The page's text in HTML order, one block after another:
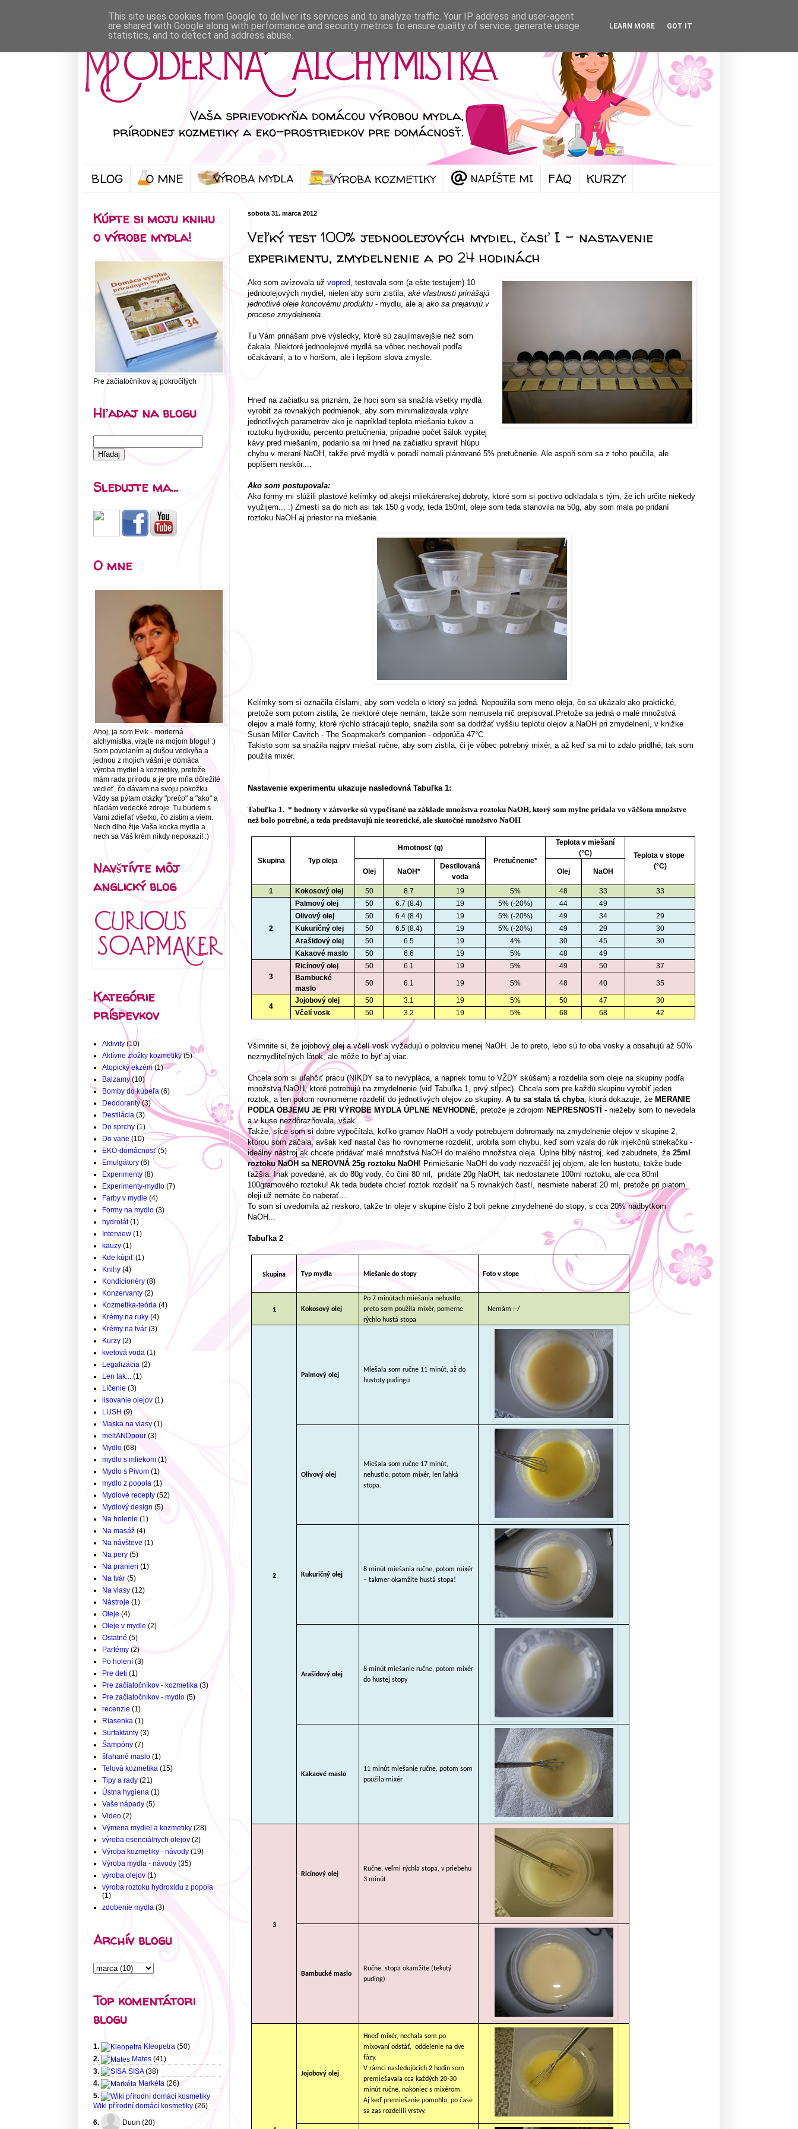
BLOG FAQ KURZY
sobota 31. marca 2012
Veľký test 100% jednoolejových mydiel, časť I - nastavenie
experimentu, zmydelnenie a po 24 hodinách
Ako som avízovala už vopred, testovala som (a ešte testujem) 10
jednoolejových mydiel, nielen aby som zistila, aké vlastnosti prinášajú
jednotlivé oleje koncovému produktu - mydlu, ale aj ako sa prejavujú v
procese zmydelnenia.
Tu Vám prinášam prvé výsledky, ktoré sú zaujímavejšie než som
čakala. Niektoré jednoolejové mydlá sa vôbec nechovali podľa
očakávaní, a to v horšom, ale i lepšom slova zmysle.
Hneď na začiatku sa priznám, že hoci som sa snažila všetky mydlá
vyrobiť za rovnakých podmienok, aby som minimalizovala vplyv
jednotlivých parametrov ako je napríklad teplota miešania tukov a
roztoku hydroxidu, percento pretučnenia, prípadne počet šálok vypitej
kávy pred miešaním, podarilo sa mi hneď na začiatku spraviť hlúpu
chybu v meraní NaOH, takže prvé mydlá v poradí nemali plánované 5% pretučnenie. Ale aspoň som sa z toho poučila, ale
popíšem neskôr....
Ako som postupovala:
Ako formy mi slúžili plastové kelímky od akejsi mliekárenskej dobroty, ktoré som si poctivo odkladala s tým, že ich určite niekedy
využijem... :) Zmestí sa do nich asi tak 150 g vody, teda 150ml, oleje som teda stanovila na 50g, aby som mala po pridaní
roztoku NaOH aj priestor na miešanie.
Kelímky som si označila číslami, aby som vedela o ktorý sa jedná. Nepoužila som meno oleja, čo sa ukázalo ako praktické,
pretože som potom zistila, že niektoré oleje nemám, takže som nemusela nič prepisovať.Pretože sa jedná o malé množstvá
olejov a malé formy, ktoré rýchlo strácajú teplo, snažila som sa dodržať vyššiu teplotu olejov a NaOH pri zmydelnení, v knižke
Susan Miller Cavitch - The Soapmaker's companion - odporúča 47°C.
Takisto som sa snažila najprv miešať ručne, aby som zistila, či je vôbec potrebný mixér, a až keď sa mi to zdalo pridlhé, tak som
použila mixér.
Nastavenie experimentu ukazuje nasledovná Tabuľka 1:
Tabuľka 1. * hodnoty v zátvorke sú vypočítané na základe množstva roztoku NaOH, ktorý som mylne pridala vo väčšom množstve
než bolo potrebné, a teda predstavujú nie teoretické, ale skutočné množstvo NaOH
Skupina Typ oleja
Hmotnosť (g)
Pretučnenie*
Teplota v miešaní
(°C)
Teplota v stope
(°C)
Olej NaOH*
Destilovaná
voda
Olej NaOH
1 Kokosový olej 50 8.7 19 5% 48 33 33
2
Palmový olej 50 6.7 (8.4) 19 5% (-20%) 44
49
Olivový olej
50 6.4 (8.4) 19 5% (-20%) 49 34
29
Kukuričný olej
50 6.5 (8.4) 19 5% (-20%) 49 29
30
Arašidový olej
50 6.5 19 4% 30 45
30
Kakaové maslo
50 6.6 19 5% 48 49
3
Ricínový olej 50 6.1 19 5% 49 50
37
Bambucké
maslo
50 6.1 19 5% 48 40 35
4
Jojobový olej 50 3.1 19 5% 50 47
30
Včelí vosk
50 3.2 19 5% 68 68 42
Všimnite si, že jojobový olej a včelí vosk vyžadujú o polovicu menej NaOH. Je to preto, lebo sú to oba vosky a obsahujú až 50%
nezmydliteľných látok, ale môže to byť aj viac.
Chcela som si uľahčiť prácu (NIKDY sa to nevypláca, a napriek tomu to VŽDY skúšam) a rozdelila som oleje na skupiny podľa
množstva NaOH, ktoré potrebujú na zmydelnenie (viď Tabuľka 1, prvý stĺpec). Chcela som pre každú skupinu vyrobiť jeden
roztok, a ten potom rovnomerne rozdeliť do jednotlivých olejov zo skupiny. A tu sa stala tá chyba, ktorá dokazuje, že MERANIE
PODĽA OBJEMU JE PRI VÝROBE MYDLA ÚPLNE NEVHODNÉ, pretože je zdrojom NEPRESNOSTÍ - niežeby som to nevedela
a v kuse nezdôrazňovala, však...
Takže, síce som si dobre vypočítala, koľko gramov NaOH a vody potrebujem dohromady na zmydelnenie olejov v skupine 2,
ktorou som začala, avšak keď nastal čas ho rovnomerne rozdeliť, urobila som chybu, keď som vzala do rúk injekčnú striekačku -
ideálny nástroj ak chcete pridávať malé množstvá NaOH do malého množstva oleja. Úplne blbý nástroj, keď zabudnete, že 25ml
roztoku NaOH sa NEROVNÁ 25g roztoku NaOH ! Primiešanie NaOH do vody nezväčší jej objem, ale len hustotu, takže bude
ťažšia. Inak povedané, ak do 80g vody, čo činí 80 ml, pridáte 20g NaOH, tak nedostanete 100ml roztoku, ale cca 80ml
100gramového roztoku! Ak teda budete chcieť roztok rozdeliť na 5 rovnakých častí, nesmiete naberať 20 ml, pretože pri piatom
oleji už nemáte čo naberať....
To som si uvedomila až neskoro, takže tri oleje v skupine číslo 2 boli pekne zmydelnené do stopy, s cca 20% nadbytkom
NaOH...
Tabuľka 2
Skupina Typ mydla Miešanie do stopy Foto v stope
1 Kokosový olej
Po 7 minútach miešania nehustlo,
preto som použila mixér, pomerne
rýchlo hustá stopa
Nemám :-/
2
Palmový olej
Miešala som ručne 11 minút, až do
hustoty pudingu
Olivový olej
Miešala som ručne 17 minút,
nehustlo, potom mixér, len ľahká
stopa.
Kukuričný olej
8 minút miešania ručne, potom mixér
– takmer okamžite hustá stopa!
Arašidový olej
8 minút miešanie ručne, potom mixér
do hustej stopy
Kakaové maslo
11 minút miešanie ručne, potom som
použila mixér
3
Ricínový olej
Ručne, veľmi rýchla stopa, v priebehu
3 minút
Bambucké maslo
Ručne, stopa okamžite (tekutý
puding)
Jojobový olej
Hneď mixér, nechala som po
mixovaní odstáť, oddelenie na dve
fázy.
V rámci nasledujúcich 2 hodín som
premiešavala cca každých 20-30
minút ručne, nakoniec s mixérom.
Aj keď premiešanie pomohlo, po čase
sa zas rozdelili vrstvy.
Kúpte si moju knihu
o výrobe mydla!
Pre začiatočníkov aj pokročilých
Hľadaj na blogu
Sledujte ma...
O mne
Ahoj, ja som Evik - moderná
alchymistka, vitajte na mojom blogu! :)
Som povolaním aj dušou vedkyňa a
jednou z mojich vášní je domáca
výroba mydiel a kozmetiky, pretože
mám rada prírodu a je pre mňa dôležité
vedieť, čo dávam na svoju pokožku.
Vždy sa pýtam otázky "prečo" a "ako" a
hľadám vedecké zdroje. Tu budem s
Vami zdieľať všetko, čo zistím a viem.
Nech dlho žije Vaša kocka mydla a
nech sa Váš krém nikdy nepokazí! :)
Navštívte môj
anglický blog
Kategórie
príspevkov
Aktivity (10)
Aktívne zložky kozmetiky (5)
Atopický ekzém (1)
Balzamy (10)
Bomby do kúpeľa (6)
Deodoranty (3)
Destilácia (3)
Do sprchy (1)
Do vane (10)
EKO-domácnosť (5)
Emulgátory (6)
Experimenty (8)
Experimenty-mydlo (7)
Farby v mydle (4)
Formy na mydlo (3)
hydrolát (1)
Interview (1)
kauzy (1)
Kde kúpiť (1)
Knihy (4)
Kondicionéry (8)
Konzervanty (2)
Kozmetika-teória (4)
Krémy na ruky (4)
Krémy na tvár (3)
Kurzy (2)
kvetová voda (1)
Legalizácia (2)
Len tak... (1)
Líčenie (3)
lisovanie olejov (1)
LUSH (9)
Maska na vlasy (1)
meltANDpour (3)
Mydlo (68)
mydlo s mliekom (1)
Mydlo s Pivom (1)
mydlo z popola (1)
Mydlové recepty (52)
Mydlový design (5)
Na holenie (1)
Na masáž (4)
Na návšteve (1)
Na pery (5)
Na pranieri (1)
Na tvár (5)
Na vlasy (12)
Nástroje (1)
Oleje (4)
Oleje v mydle (2)
Ostatné (5)
Parfémy (2)
Po holení (3)
Pre deti (1)
Pre začiatočníkov - kozmetika (3)
Pre začiatočníkov - mydlo (5)
recenzie (1)
Riasenka (1)
Surfaktanty (3)
Šampóny (7)
šľahané maslo (1)
Telová kozmetika (15)
Tipy a rady (21)
Ústna hygiena (1)
Vaše nápady (5)
Video (2)
Výmena mydiel a kozmetiky (28)
výroba esenciálnych olejov (2)
Výroba kozmetiky - návody (19)
Výroba mydla - návody (35)
výroba olejov (1)
výroba roztoku hydroxidu z popola
(1)
zdobenie mydla (3)
Archív blogu
Top komentátori
blogu
1. Kleopetra (50)
2.
Mates (41)
3.
SISA(38)
4.
Markéta (26)
5.
Wiki přírodní domácí kosmetiky (26)
6.
Duun (20)
This site uses cookies from Google to deliver its services and to analyze traffic. Your IP address and user-agent
are shared with Google along with performance and security metrics to ensure quality of service, generate usage
statistics, and to detect and address abuse.
LEARN MORE GOT IT